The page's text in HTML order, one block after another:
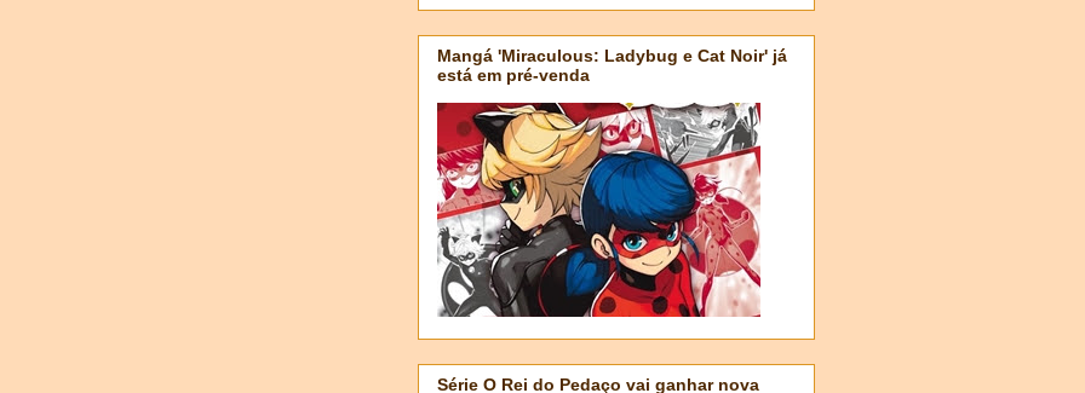
Mangá 'Miraculous: Ladybug e Cat Noir' já
está em pré-venda
Série O Rei do Pedaço vai ganhar nova